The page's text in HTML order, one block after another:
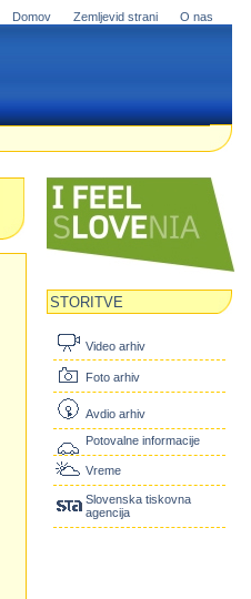
Domov Zemljevid strani O nas
STORITVE
Video arhiv
Foto arhiv
Avdio arhiv
Potovalne informacije
Vreme
Slovenska tiskovna
agencija